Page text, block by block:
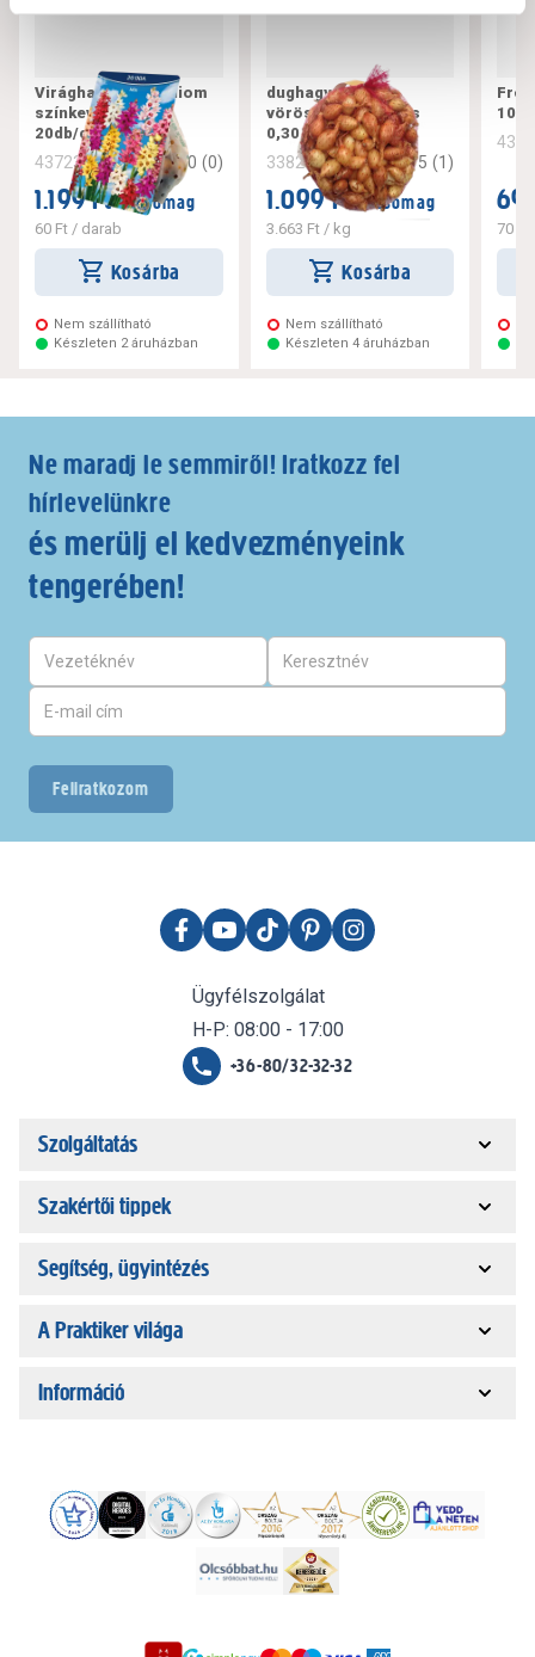
Virághagyma lépliliom
színkeverék
20db/csomag
437235 0 (0)
1.199 Ft / csomag
60 Ft / darab
Kosárba
Nem szállítható
Készleten 2 áruházban
dughagyma
vöröshagyma hálós
0,30 kg
338206 5 (1)
1.099 Ft / csomag
3.663 Ft/ kg
Kosárba
Nem szállítható
Készleten 4 áruházban
70 Ft
Ne maradj le semmiről! Iratkozz fel
hírlevelünkre
és merülj el kedvezményeink
tengerében!
Feliratkozom
Ügyfélszolgálat
H-P: 08:00 - 17:00
+36-80/32-32-32
Szolgáltatás
Szakértői tippek
Segítség, ügyintézés
A Praktiker világa
Információ